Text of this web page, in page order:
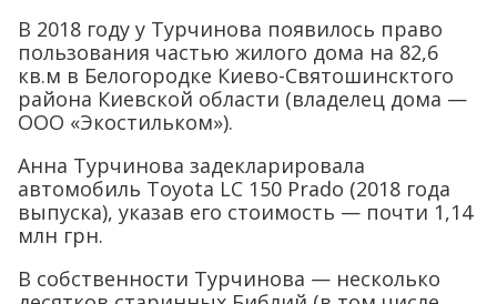
В 2018 году у Турчинова появилось право
пользования частью жилого дома на 82,6
кв.м в Белогородке Киево-Святошинсктого
района Киевской области (владелец дома —
ООО «Экостильком»).
Анна Турчинова задекларировала
автомобиль Toyota LC 150 Prado (2018 года
выпуска), указав его стоимость — почти 1,14
млн грн.
В собственности Турчинова — несколько